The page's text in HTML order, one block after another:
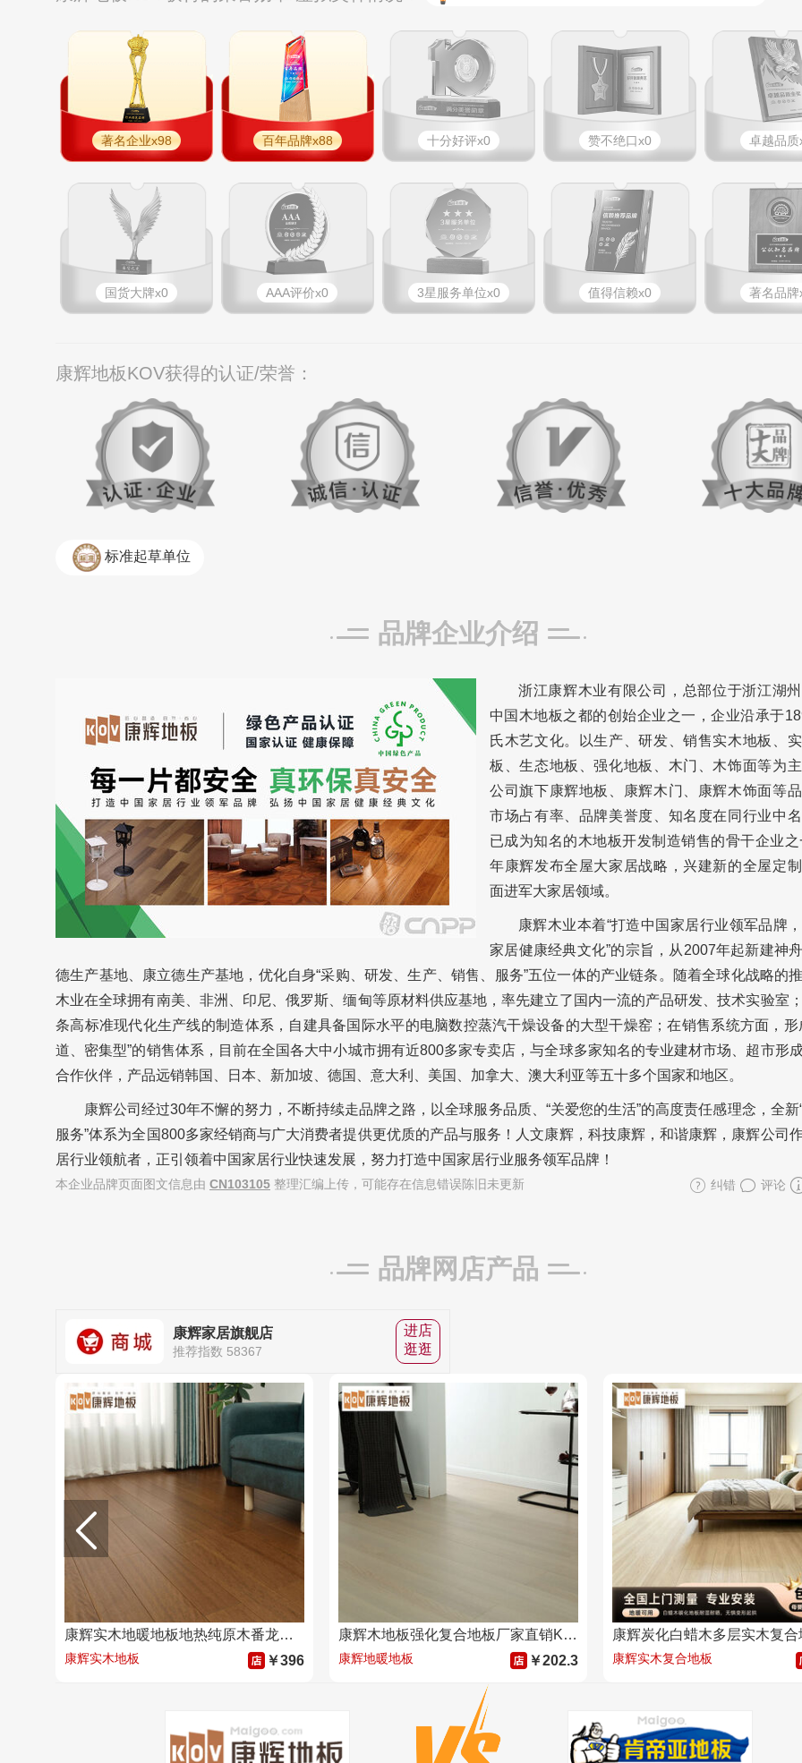
著名企业x98 百年品牌x88 十分好评x0 赞不绝口x0 卓越品质
国货大牌x0 AAA评价x0 3星服务单位x0 值得信赖x0 著名品牌
康辉地板KOV获得的认证/荣誉：
标准起草单位
品牌企业介绍
浙江康辉木业有限公司，总部位于浙江湖
中国木地板之都的创始企业之一，企业沿承于
氏木艺文化。以生产、研发、销售实木地板、
板、生态地板、强化地板、木门、木饰面等为
公司旗下康辉地板、康辉木门、康辉木饰面等
市场占有率、品牌美誉度、知名度在同行业中
已成为知名的木地板开发制造销售的骨干企业
年康辉发布全屋大家居战略，兴建新的全屋定
面进军大家居领域。
康辉木业本着“打造中国家居行业领军品牌
家居健康经典文化”的宗旨，从2007年起新建神
德生产基地、康立德生产基地，优化自身“采购、研发、生产、销售、服务”五位一体的产业链条。随着全球化战略的
木业在全球拥有南美、非洲、印尼、俄罗斯、缅甸等原材料供应基地，率先建立了国内一流的产品研发、技术实验室
条高标准现代化生产线的制造体系，自建具备国际水平的电脑数控蒸汽干燥设备的大型干燥窑；在销售系统方面，形
道、密集型”的销售体系，目前在全国各大中小城市拥有近800多家专卖店，与全球多家知名的专业建材市场、超市形
合作伙伴，产品远销韩国、日本、新加坡、德国、意大利、美国、加拿大、澳大利亚等五十多个国家和地区。
康辉公司经过30年不懈的努力，不断持续走品牌之路，以全球服务品质、“关爱您的生活”的高度责任感理念，全新
服务”体系为全国800多家经销商与广大消费者提供更优质的产品与服务！人文康辉，科技康辉，和谐康辉，康辉公司
居行业领航者，正引领着中国家居行业快速发展，努力打造中国家居行业服务领军品牌！
本企业品牌页面图文信息由 CN103105 整理汇编上传，可能存在信息错误陈旧未更新 纠错 评论
品牌网店产品
康辉家居旗舰店
推荐指数 58367
进店
逛逛
康辉实木地暖地板地热纯原木番龙眼锁扣安装家用环保灰色厂家直销
康辉实木地板 ￥396
康辉木地板强化复合地板厂家直销KH3306耐磨地热地板家用防水12mm
康辉地暖地板 ￥202.3 康辉实木复合地板